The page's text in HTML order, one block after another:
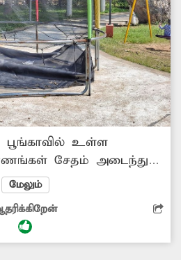
பூங்காவில் உள்ள
சேதம் அடைந்து
சிறுவர்கள் விளையாட
அடைகின்றனர். இதனை
நடவடிக்கை எடுக்க
மேலும்